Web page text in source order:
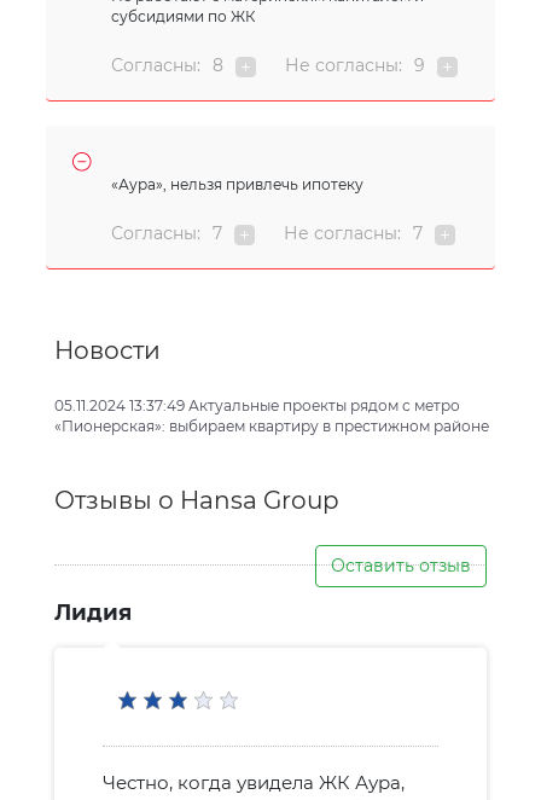
субсидиями по ЖК
Согласны: 8 Не согласны: 9
«Аура», нельзя привлечь ипотеку
Согласны: 7 Не согласны: 7
Новости
05.11.2024 13:37:49 Актуальные проекты рядом с метро
«Пионерская»: выбираем квартиру в престижном районе
Отзывы о Hansa Group
Оставить отзыв
Лидия
Честно, когда увидела ЖК Аура,